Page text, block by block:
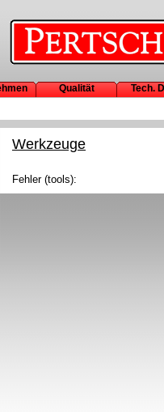
Qualität Tech.
Werkzeuge
Fehler (tools):